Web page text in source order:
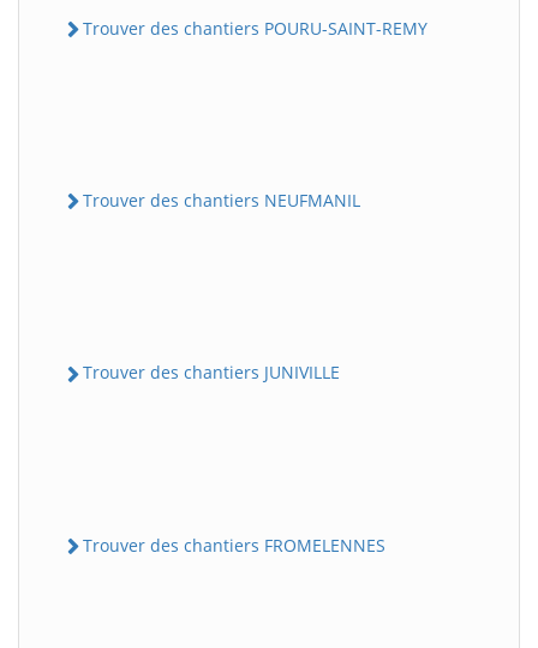
Trouver des chantiers POURU-SAINT-REMY
Trouver des chantiers NEUFMANIL
Trouver des chantiers JUNIVILLE
Trouver des chantiers FROMELENNES